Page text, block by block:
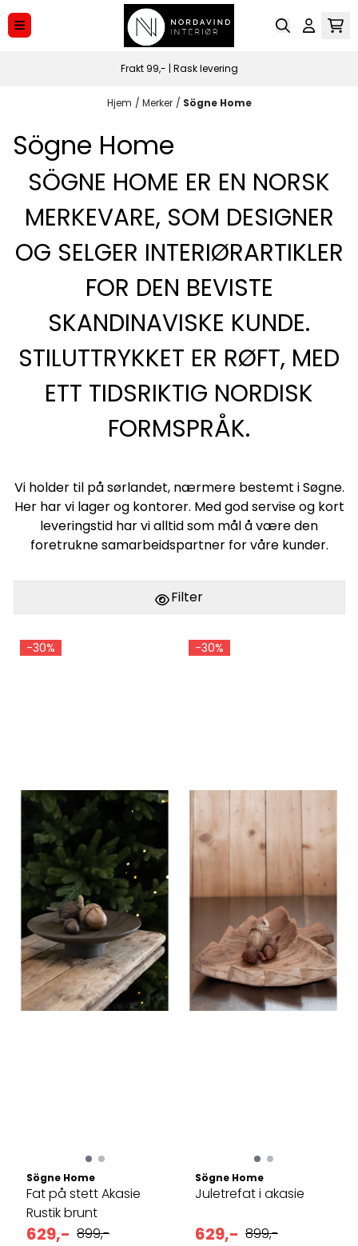
Hopp til innhold
Frakt 99,- | Rask levering
Hjem / Merker / Sögne Home
Sögne Home
SÖGNE HOME ER EN NORSK
MERKEVARE, SOM DESIGNER
OG SELGER INTERIØRARTIKLER
FOR DEN BEVISTE
SKANDINAVISKE KUNDE.
STILUTTRYKKET ER RØFT, MED
ETT TIDSRIKTIG NORDISK
FORMSPRÅK.
Vi holder til på sørlandet, nærmere bestemt i Søgne.
Her har vi lager og kontorer. Med god servise og kort
leveringstid har vi alltid som mål å være den
foretrukne samarbeidspartner for våre kunder.
Filter
-30%
Sögne Home
Fat på stett Akasie
Rustik brunt
629,- 899,-
-30%
Sögne Home
Juletrefat i akasie
629,- 899,-